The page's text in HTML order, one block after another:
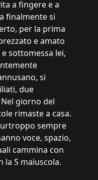
a fingere e a
finalmente si
per la prima
e amato
sottomessa lei,
si
due
giorno del
rimaste a casa.
sempre
voce, spazio,
cammina con
la S maiuscola.